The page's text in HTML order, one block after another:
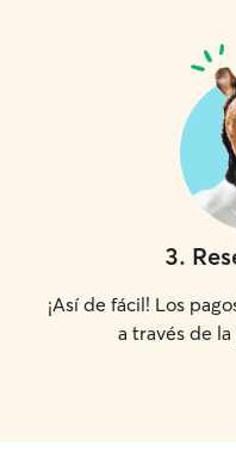
3.
¡Así de fácil! Los
a través de